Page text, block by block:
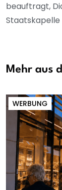
beauftragt,
Staatskapelle
Mehr aus
WERBUNG